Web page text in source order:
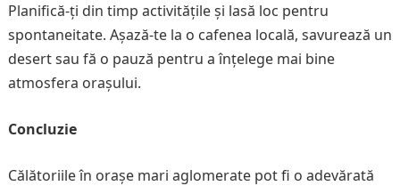
Planifică-ți din timp activitățile și lasă loc pentru
spontaneitate. Așază-te la o cafenea locală, savurează un
desert sau fă o pauză pentru a înțelege mai bine
atmosfera orașului.
Concluzie
Călătoriile în orașe mari aglomerate pot fi o adevărată